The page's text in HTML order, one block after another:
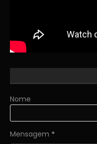
Nome
Mensagem *